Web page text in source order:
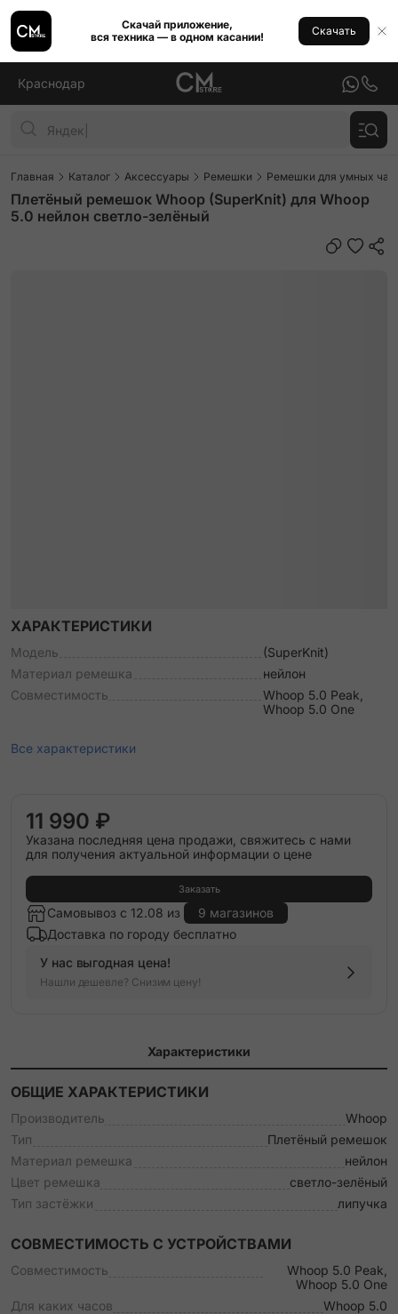
Скачай приложение,
вся техника — в одном касании!
Скачать
Краснодар
Главная Каталог Аксессуары Ремешки Ремешки для умных
Плетёный ремешок Whoop (SuperKnit) для Whoop
5.0 нейлон светло-зелёный
ХАРАКТЕРИСТИКИ
Модель
(SuperKnit)
Материал ремешка
нейлон
Совместимость
Whoop 5.0 Peak,
Whoop 5.0 One
Все характеристики
11 990 ₽
Указана последняя цена продажи, свяжитесь с нами
для получения актуальной информации о цене
Заказать
Самовывоз с 12.08 из
9 магазинов
Доставка по городу бесплатно
У нас выгодная цена!
Нашли дешевле? Снизим цену!
Характеристики
ОБЩИЕ ХАРАКТЕРИСТИКИ
Производитель
Whoop
Тип
Плетёный ремешок
Материал ремешка
нейлон
Цвет ремешка
светло-зелёный
Тип застёжки
липучка
СОВМЕСТИМОСТЬ С УСТРОЙСТВАМИ
Совместимость
Whoop 5.0 Peak,
Whoop 5.0 One
Для каких часов
Whoop 5.0